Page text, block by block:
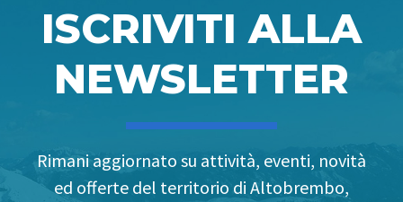
ISCRIVITI ALLA
NEWSLETTER
Rimani aggiornato su attività, eventi, novità
ed offerte del territorio di Altobrembo,